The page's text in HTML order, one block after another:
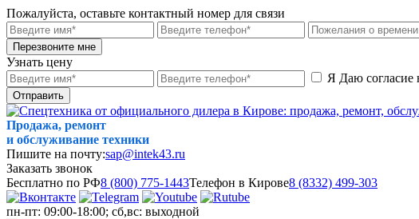
Пожалуйста, оставьте контактный номер для связи
Перезвоните мне
Узнать цену
Я Даю согласие
Отправить
Продажа, ремонт
и обслуживание техники
Пишите на почту:sap@intek43.ru
Заказать звонок
Бесплатно по РФ8 (800) 775-1443Телефон в Кирове8 (8332) 499-303
пн-пт: 09:00-18:00; сб,вс: выходной